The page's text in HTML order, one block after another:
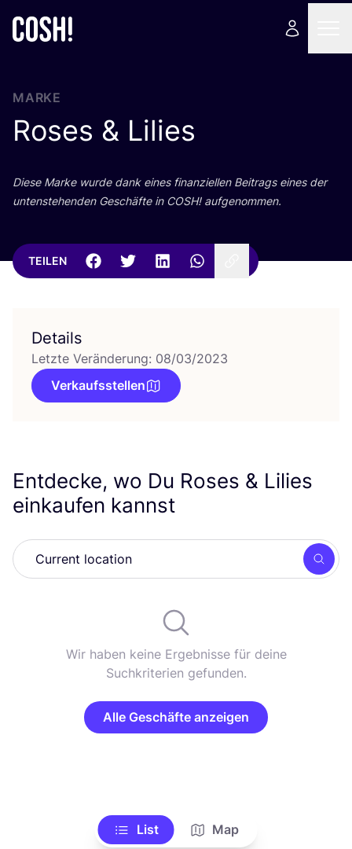
MARKE
Roses & Lilies
Die­se Mar­ke wur­de dank eines finan­zi­el­len Bei­trags eines der
unten­ste­hen­den Geschäf­te in COSH! aufgenommen.
TEILEN
Details
Letzte Veränderung: 08/03/2023
Verkaufsstellen
Entdecke, wo Du Roses & Lilies
einkaufen kannst
Wir haben keine Ergebnisse für deine
Suchkriterien gefunden.
Alle Geschäfte anzeigen
List Map